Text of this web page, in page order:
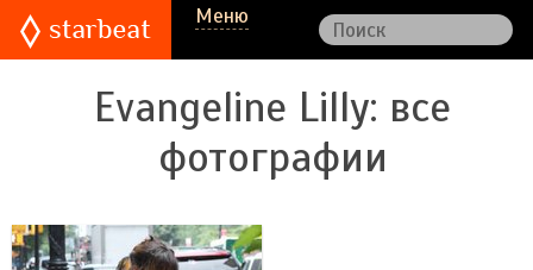
Меню
Evangeline Lilly: все
фотографии